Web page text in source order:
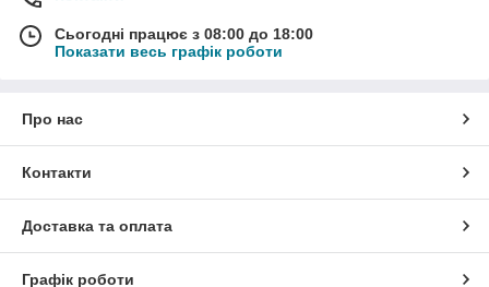
Сьогодні працює з 08:00 до 18:00
Показати весь графік роботи
Про нас
Контакти
Доставка та оплата
Графік роботи